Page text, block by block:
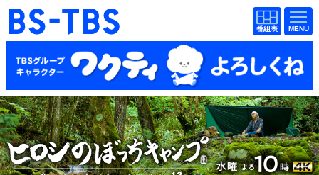
BS-TBS
番組
表
BS-TBS
番組
表
ドラマ 映画
紀行 報道
教養 スポーツ
音楽 エンタメ